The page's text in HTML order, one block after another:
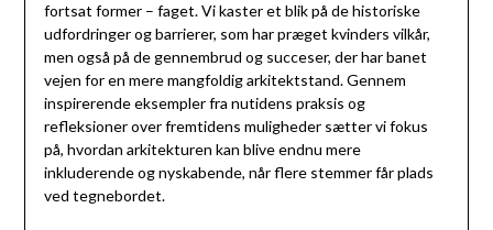
fortsat former – faget. Vi kaster et blik på de historiske
udfordringer og barrierer, som har præget kvinders vilkår,
men også på de gennembrud og succeser, der har banet
vejen for en mere mangfoldig arkitektstand. Gennem
inspirerende eksempler fra nutidens praksis og
refleksioner over fremtidens muligheder sætter vi fokus
på, hvordan arkitekturen kan blive endnu mere
inkluderende og nyskabende, når flere stemmer får plads
ved tegnebordet.